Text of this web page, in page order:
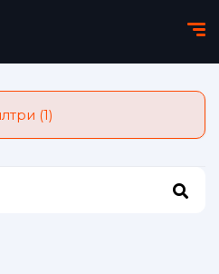
Филтри (1)